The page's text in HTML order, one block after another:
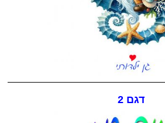
דגם 2